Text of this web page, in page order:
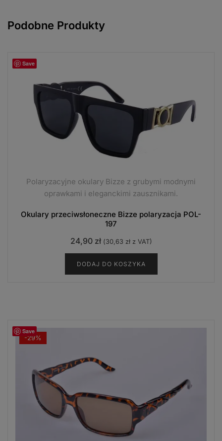
Podobne Produkty
Save
Polaryzacyjne okulary Bizze z grubymi modnymi
oprawkami i eleganckimi zausznikami.
Okulary przeciwsłoneczne Bizze polaryzacja POL-
197
24,90 zł (30,63 złz VAT)
DODAJ DO KOSZYKA
Save
-29%